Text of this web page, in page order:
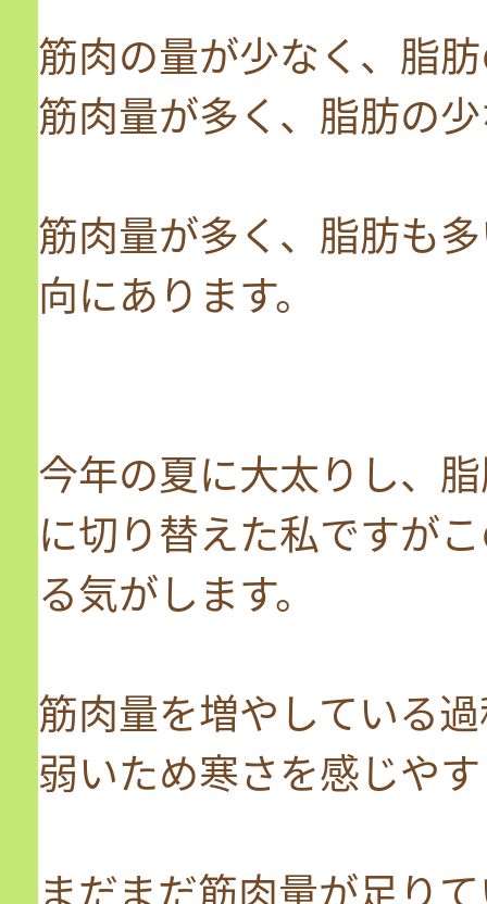
筋肉の量が少なく、脂
筋肉量が多く、脂肪の
筋肉量が多く、脂肪も
向にあります。
今年の夏に大太りし、
に切り替えた私ですが
る気がします。
筋肉量を増やしている
弱いため寒さを感じや
まだまだ筋肉量が足り